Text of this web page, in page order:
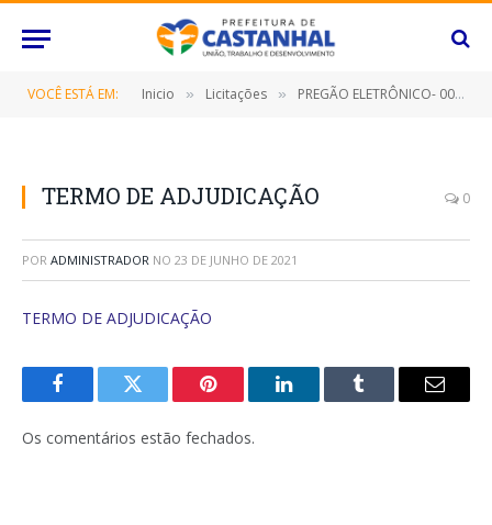
VOCÊ ESTÁ EM: Inicio » Licitações » PREGÃO ELETRÔNICO- 008/2021-FMAS (CONTRATAÇÃO DE EMPRESA ESPECIALIZADA PARA AQUISIÇÃO DE FERRAMENTAS AGRÍCOLAS E PEÇAS DE ROÇAGENS)
TERMO DE ADJUDICAÇÃO 0
POR ADMINISTRADOR NO 23 DE JUNHO DE 2021
TERMO DE ADJUDICAÇÃO
FacebookTwitter Pinterest O
Tumblr
E-
Os comentários estão fechados.